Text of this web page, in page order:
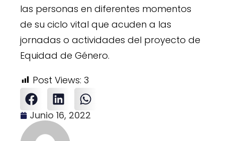
las personas en diferentes momentos
de su ciclo vital que acuden a las
jornadas o actividades del proyecto de
Equidad de Género.
Post Views: 3
Junio 16, 2022